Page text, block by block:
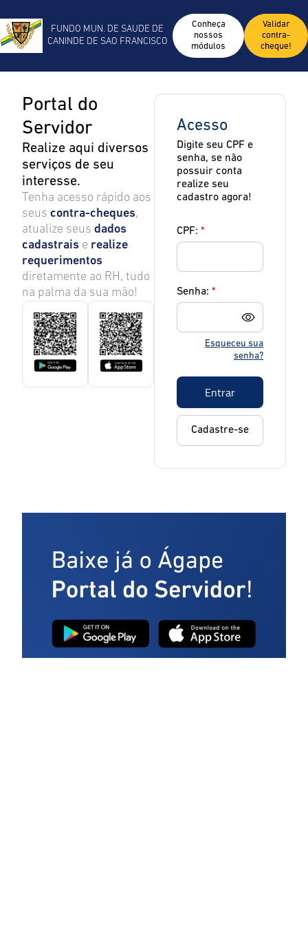
FUNDO MUN. DE SAUDE DE
CANINDE DE SAO FRANCISCO
Conheça
nossos
módulos
Validar
contra-
cheque!
Portal do
Servidor
Realize aqui diversos
serviços de seu
interesse.
Tenha acesso rápido aos
seus contra-cheques,
atualize seus dados
cadastrais e realize
requerimentos
diretamente ao RH, tudo
na palma da sua mão!
Acesso
Digite seu CPF e
senha, se não
possuir conta
realize seu
cadastro agora!
CPF: *
Senha: *
Esqueceu sua
senha?
Entrar